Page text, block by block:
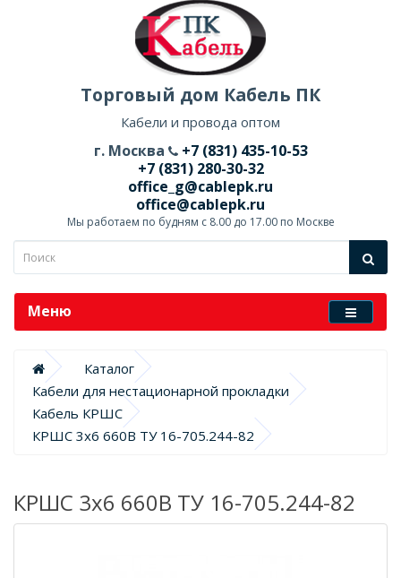
Торговый дом Кабель ПК
Кабели и провода оптом
г. Москва
+7 (831) 435-10-53
+7 (831) 280-30-32
office_g@cablepk.ru
office@cablepk.ru
Мы работаем по будням с 8.00 до 17.00 по Москве
Меню
Каталог
Кабели для нестационарной прокладки
Кабель КРШС
КРШС 3х6 660В ТУ 16-705.244-82
КРШС 3х6 660В ТУ 16-705.244-82